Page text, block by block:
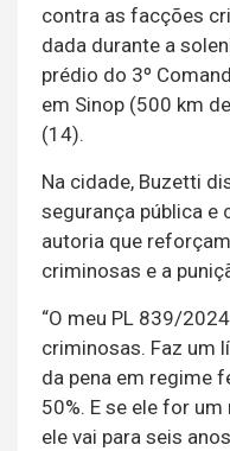
contra as facções
dada durante a
prédio do 3º
em Sinop (500 km
(14).
Na cidade, Buzetti
segurança pública e
autoria que
criminosas e a
“O meu PL 839/
criminosas. Faz um
da pena em regime
50%. E se ele for
ele vai para seis